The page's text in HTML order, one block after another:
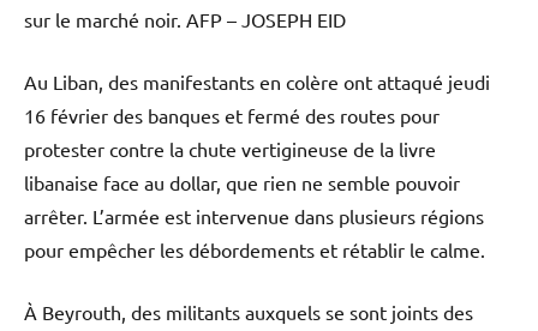
sur le marché noir. AFP – JOSEPH EID
Au Liban, des manifestants en colère ont attaqué jeudi
16 février des banques et fermé des routes pour
protester contre la chute vertigineuse de la livre
libanaise face au dollar, que rien ne semble pouvoir
arrêter. L’armée est intervenue dans plusieurs régions
pour empêcher les débordements et rétablir le calme.
À Beyrouth, des militants auxquels se sont joints des